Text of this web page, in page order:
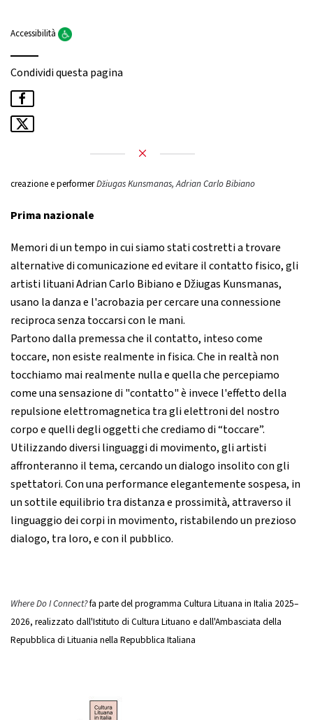
Accessibilità
Condividi questa pagina
creazione e performerDžiugas Kunsmanas, Adrian Carlo Bibiano
Prima nazionale
Memori di un tempo in cui siamo stati costretti a trovare
alternative di comunicazione ed evitare il contatto fisico, gli
artisti lituani Adrian Carlo Bibiano e Džiugas Kunsmanas,
usano la danza e l'acrobazia per cercare una connessione
reciproca senza toccarsi con le mani.
Partono dalla premessa che il contatto, inteso come
toccare, non esiste realmente in fisica. Che in realtà non
tocchiamo mai realmente nulla e quella che percepiamo
come una sensazione di "contatto" è invece l'effetto della
repulsione elettromagnetica tra gli elettroni del nostro
corpo e quelli degli oggetti che crediamo di “toccare”.
Utilizzando diversi linguaggi di movimento, gli artisti
affronteranno il tema, cercando un dialogo insolito con gli
spettatori. Con una performance elegantemente sospesa, in
un sottile equilibrio tra distanza e prossimità, attraverso il
linguaggio dei corpi in movimento, ristabilendo un prezioso
dialogo, tra loro, e con il pubblico.
Where Do I Connect?fa parte del programma Cultura Lituana in Italia 2025–
2026, realizzato dall'Istituto di Cultura Lituano e dall'Ambasciata della
Repubblica di Lituania nella Repubblica Italiana